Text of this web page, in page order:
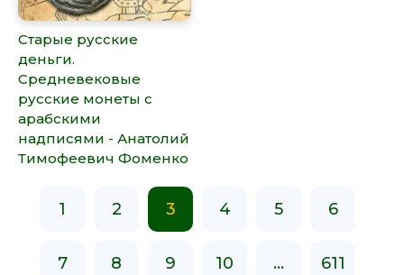
Старые русские
деньги.
Средневековые
русские монеты с
арабскими
надписями - Анатолий
Тимофеевич Фоменко
1 2 3 4 5 6
7 8 9 10 ... 611